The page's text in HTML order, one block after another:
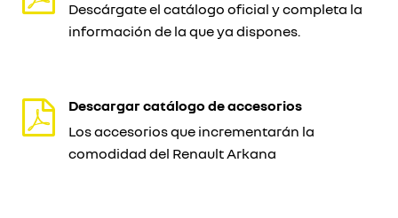
Descárgate el catálogo oficial y completa la
información de la que ya dispones.
Descargar catálogo de accesorios
Los accesorios que incrementarán la
comodidad del Renault Arkana